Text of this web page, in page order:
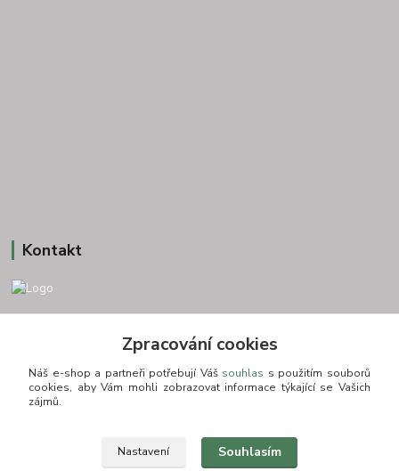
Kontakt
+420 775693830
Otevírací doba: PO-PÁ: 9:00-16:00 NUTNÁ REZERVACE
info@zkusnositko.cz
Zpracování cookies
Náš e-shop a partneři potřebují Váš souhlas s použitím souborů
cookies, aby Vám mohli zobrazovat informace týkající se Vašich
zájmů.
Nastavení Souhlasím